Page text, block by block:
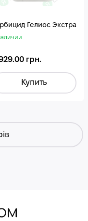
Гелиос Экстра
грн.
Купить